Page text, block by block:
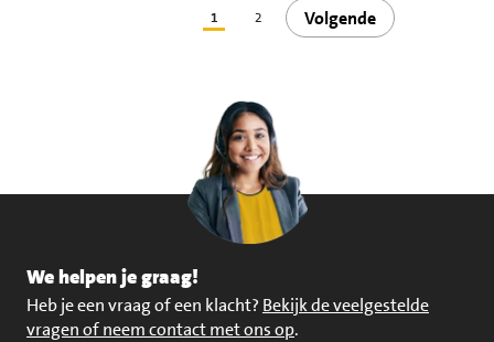
1 2 Volgende
We helpen je graag!
Heb je een vraag of een klacht? Bekijk de veelgestelde
vragen of neem contact met ons op.